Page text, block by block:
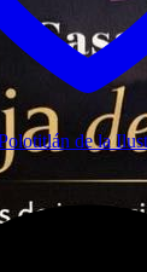
de la